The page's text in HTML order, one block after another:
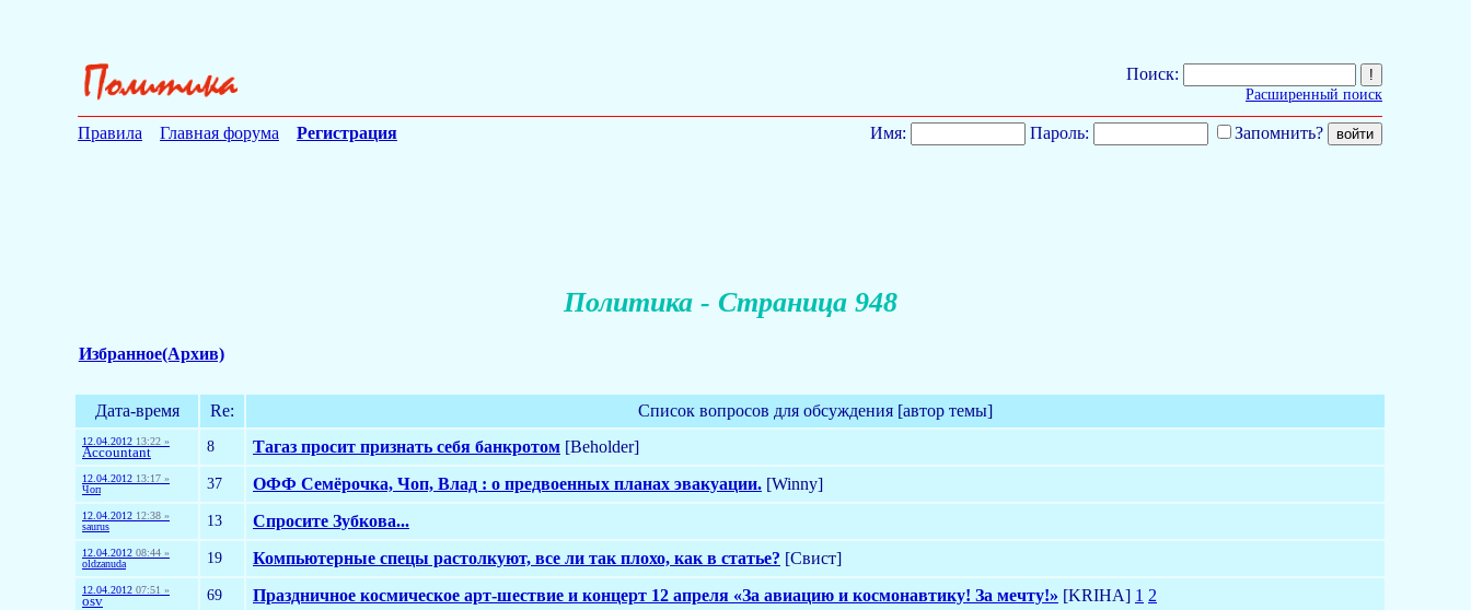
Поиск:
Расширенный поиск
Правила Главная форума Регистрация Имя: Пароль: Запомнить?
Политика - Страница 948
Избранное(Архив)
Дата-время Re: Список вопросов для обсуждения [автор темы]
12.04.2012 13:22 »
Accountant 8 Тагаз просит признать себя банкротом [Beholder]
12.04.2012 13:17 »
Чoп
37 ОФФ Семёрочка, Чоп, Влад : о предвоенных планах эвакуации. [Winny]
12.04.2012 12:38 »
saurus
13 Спросите Зубкова...
12.04.2012 08:44 »
oldzanuda
19 Компьютерные спецы растолкуют, все ли так плохо, как в статье? [Свист]
12.04.2012 07:51 »
osv 69 Праздничное космическое арт-шествие и концерт 12 апреля «За авиацию и космонавтику! За мечту!» [KRIHA] 1 2